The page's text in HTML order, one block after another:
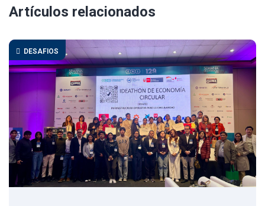
Artículos relacionados
DESAFIOS